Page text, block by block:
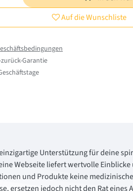
Auf die Wunschliste
Garantie
Unterstützung für deine
Webseite liefert wertvolle
und Produkte keine
ersetzen jedoch nicht den Rat eines